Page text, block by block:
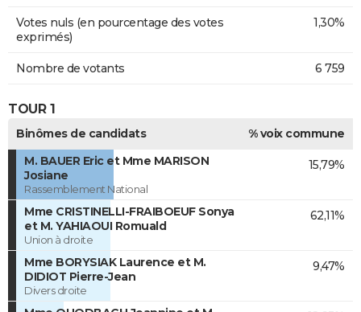
Votes nuls (en pourcentage des votes
exprimés)
1,30%
Nombre de votants 6 759
TOUR 1
Binômes de candidats
% voix commune
M. BAUER Eric et Mme MARISON
Josiane
Rassemblement National
15,79%
Mme CRISTINELLI-FRAIBOEUF Sonya
et M. YAHIAOUI Romuald
Union à droite
62,11%
Mme BORYSIAK Laurence et M.
DIDIOT Pierre-Jean
Divers droite
9,47%